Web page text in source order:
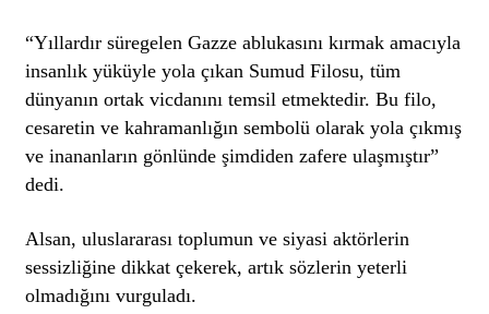
“Yıllardır süregelen Gazze ablukasını kırmak amacıyla
insanlık yüküyle yola çıkan Sumud Filosu, tüm
dünyanın ortak vicdanını temsil etmektedir. Bu filo,
cesaretin ve kahramanlığın sembolü olarak yola çıkmış
ve inananların gönlünde şimdiden zafere ulaşmıştır”
dedi.
Alsan, uluslararası toplumun ve siyasi aktörlerin
sessizliğine dikkat çekerek, artık sözlerin yeterli
olmadığını vurguladı.